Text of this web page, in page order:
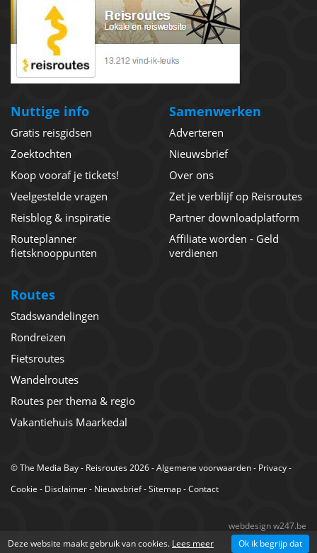
Nuttige info
Gratis reisgidsen
Zoektochten
Koop vooraf je tickets!
Veelgestelde vragen
Reisblog & inspiratie
Routeplanner
fietsknooppunten
Samenwerken
Adverteren
Nieuwsbrief
Over ons
Zet je verblijf op Reisroutes
Partner downloadplatform
Affiliate worden - Geld
verdienen
Routes
Stadswandelingen
Rondreizen
Fietsroutes
Wandelroutes
Routes per thema & regio
Vakantiehuis Maarkedal
©The Media Bay- Reisroutes 2026 -Algemene voorwaarden- Privacy-
Cookie - Disclaimer- Nieuwsbrief-Sitemap-Contact
webdesign w247.be
Deze website maakt gebruik van cookies. Lees meer Ok ik begrijp dat